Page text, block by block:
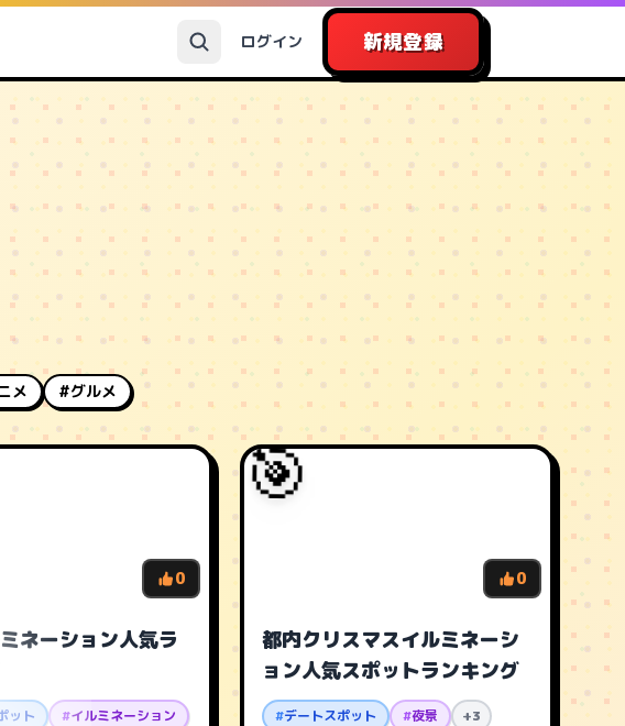
ログイン 新規登録
メ #グルメ
0
ネーション人気ラ
ット #イルミネーション
🎯
0
都内クリスマスイルミネーシ
ョン人気スポットランキング
#デートスポット #夜景 +3